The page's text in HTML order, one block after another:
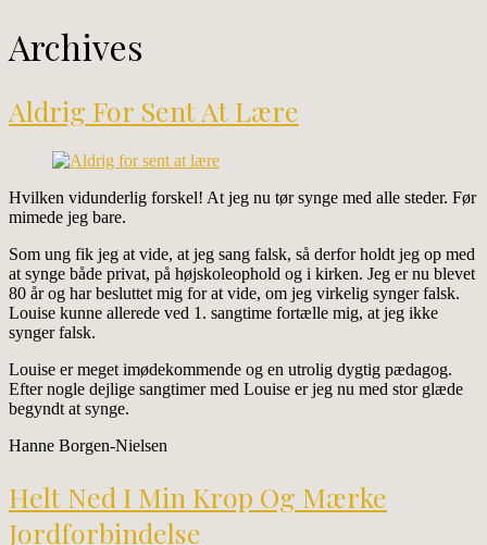
Archives
Aldrig For Sent At Lære
Hvilken vidunderlig forskel! At jeg nu tør synge med alle steder. Før
mimede jeg bare.
Som ung fik jeg at vide, at jeg sang falsk, så derfor holdt jeg op med
at synge både privat, på højskoleophold og i kirken. Jeg er nu blevet
80 år og har besluttet mig for at vide, om jeg virkelig synger falsk.
Louise kunne allerede ved 1. sangtime fortælle mig, at jeg ikke
synger falsk.
Louise er meget imødekommende og en utrolig dygtig pædagog.
Efter nogle dejlige sangtimer med Louise er jeg nu med stor glæde
begyndt at synge.
Hanne Borgen-Nielsen
Helt Ned I Min Krop Og Mærke
Jordforbindelse